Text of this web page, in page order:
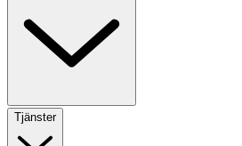
Tjänster